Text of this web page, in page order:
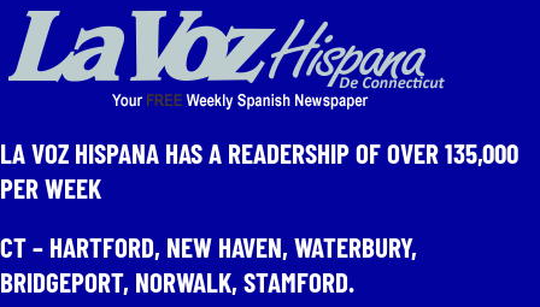
LA VOZ HISPANA HAS A READERSHIP OF OVER 135,000
PER WEEK​
CT – HARTFORD, NEW HAVEN, WATERBURY,
BRIDGEPORT, NORWALK, STAMFORD.